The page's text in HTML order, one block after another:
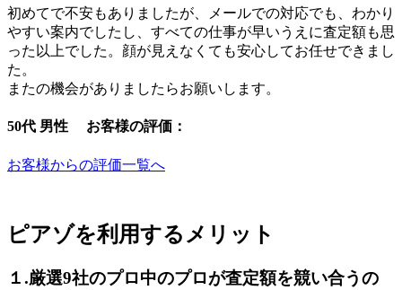
初めてで不安もありましたが、メールでの対応でも、わかり
やすい案内でしたし、すべての仕事が早いうえに査定額も思
った以上でした。顔が見えなくても安心してお任せできまし
た。
またの機会がありましたらお願いします。
50代 男性 お客様の評価：
お客様からの評価一覧へ
ピアゾを利用するメリット
１.厳選9社のプロ中のプロが査定額を競い合うの